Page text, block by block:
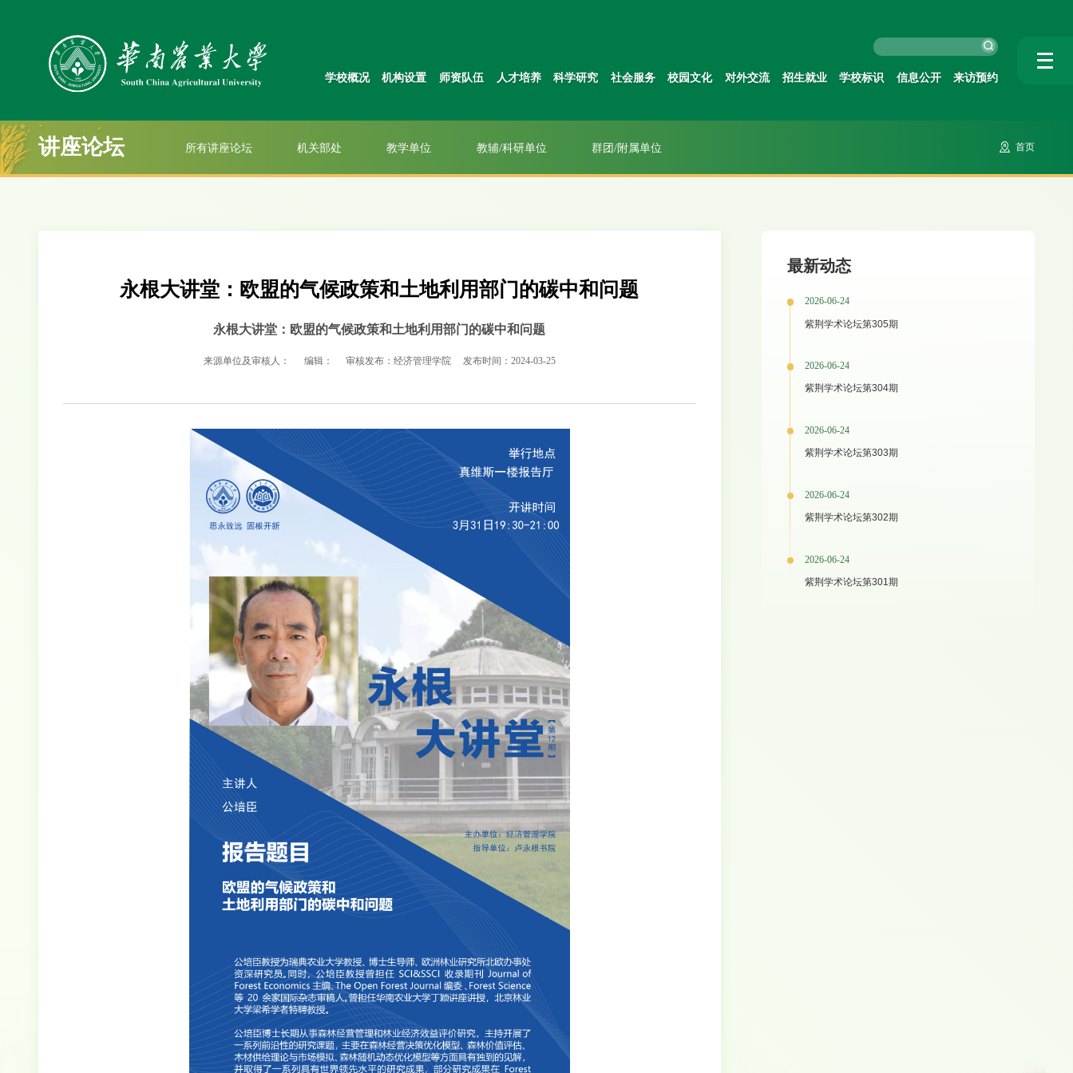
学校概况 机构设置 师资队伍 人才培养 科学研究 社会服务 校园文化 对外交流 招生就业 学校标识 信息公开 来访预约
讲座论坛 所有讲座论坛 机关部处 教学单位 教辅/科研单位 群团/附属单位 首页
永根大讲堂：欧盟的气候政策和土地利用部门的碳中和问题
永根大讲堂：欧盟的气候政策和土地利用部门的碳中和问题
来源单位及审核人： 编辑： 审核发布：经济管理学院 发布时间：2024-03-25
最新动态
2026-06-24
紫荆学术论坛第305期
2026-06-24
紫荆学术论坛第304期
2026-06-24
紫荆学术论坛第303期
2026-06-24
紫荆学术论坛第302期
2026-06-24
紫荆学术论坛第301期